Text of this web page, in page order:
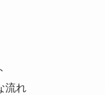
流れ